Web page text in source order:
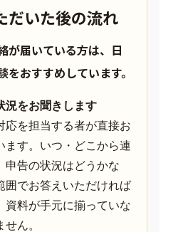
だいた後の流れ
が届いている方は、日
おすすめしています。
況をお聞きします
応を担当する者が直接お
ます。いつ・どこから連
申告の状況はどうかな
囲でお答えいただければ
資料が手元に揃っていな
ん。